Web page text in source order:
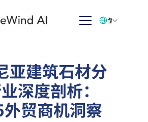
亚建筑石材分
深度剖析：
贸商机洞察
简体中文